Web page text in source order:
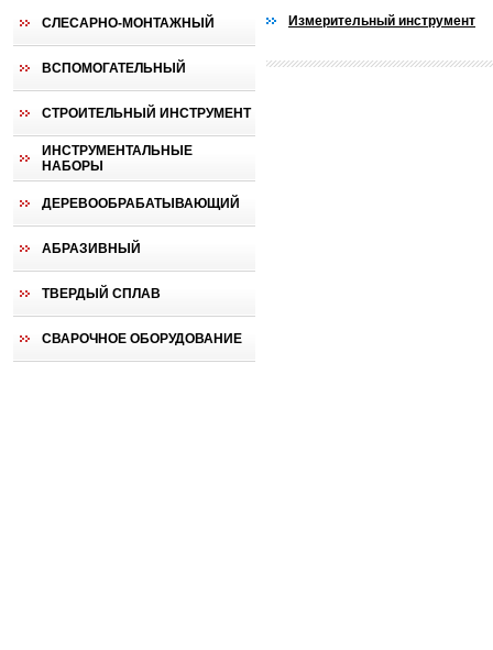
СЛЕСАРНО-МОНТАЖНЫЙ
ВСПОМОГАТЕЛЬНЫЙ
СТРОИТЕЛЬНЫЙ ИНСТРУМЕНТ
ИНСТРУМЕНТАЛЬНЫЕ
НАБОРЫ
ДЕРЕВООБРАБАТЫВАЮЩИЙ
АБРАЗИВНЫЙ
ТВЕРДЫЙ СПЛАВ
СВАРОЧНОЕ ОБОРУДОВАНИЕ
Измерительный инструмент